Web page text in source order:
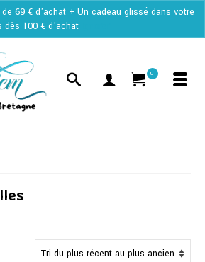
69 € d'achat + Un cadeau glissé dans votre
dès 100 € d'achat
0